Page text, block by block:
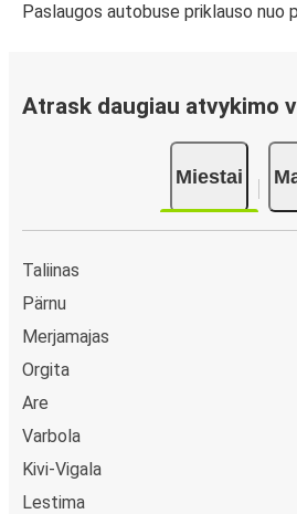
Paslaugos autobuse priklauso nuo
Atrask daugiau atvykimo
Miestai
Taliinas
Pärnu
Merjamajas
Orgita
Are
Varbola
Kivi-Vigala
Lestima